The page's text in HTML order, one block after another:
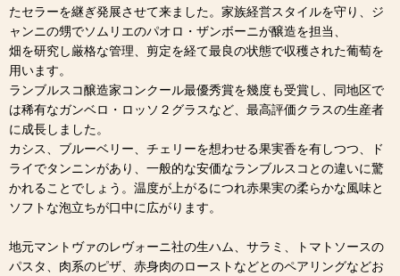
たセラーを継ぎ発展させて来ました。家族経営スタイルを守り、ジ
ャンニの甥でソムリエのパオロ・ザンボーニが醸造を担当、
畑を研究し厳格な管理、剪定を経て最良の状態で収穫された葡萄を
用います。
ランブルスコ醸造家コンクール最優秀賞を幾度も受賞し、同地区で
は稀有なガンベロ・ロッソ２グラスなど、最高評価クラスの生産者
に成長しました。
カシス、ブルーベリー、チェリーを想わせる果実香を有しつつ、ド
ライでタンニンがあり、一般的な安価なランブルスコとの違いに驚
かれることでしょう。温度が上がるにつれ赤果実の柔らかな風味と
ソフトな泡立ちが口中に広がります。
地元マントヴァのレヴォーニ社の生ハム、サラミ、トマトソースの
パスタ、肉系のピザ、赤身肉のローストなどとのペアリングなどお